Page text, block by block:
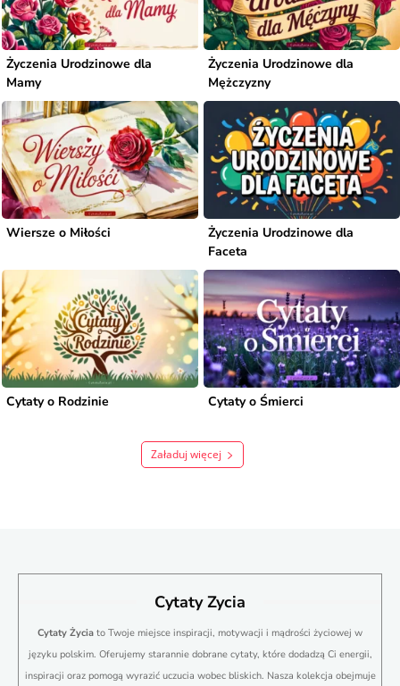
Życzenia Urodzinowe dla
Mamy
Życzenia Urodzinowe dla
Mężczyzny
Wiersze o Miłości
Życzenia Urodzinowe dla
Faceta
Cytaty o Rodzinie Cytaty o Śmierci
Załaduj więcej
Cytaty Zycia
Cytaty Życia to Twoje miejsce inspiracji, motywacji i mądrości życiowej w
języku polskim. Oferujemy starannie dobrane cytaty, które dodadzą Ci energii,
inspiracji oraz pomogą wyrazić uczucia wobec bliskich. Nasza kolekcja obejmuje